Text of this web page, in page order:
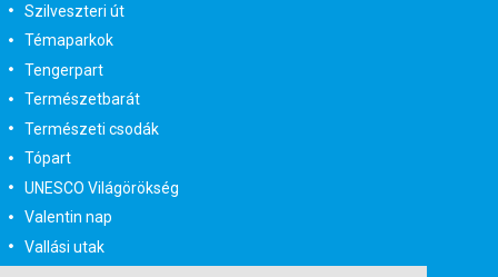
Szilveszteri út
Témaparkok
Tengerpart
Természetbarát
Természeti csodák
Tópart
UNESCO Világörökség
Valentin nap
Vallási utak